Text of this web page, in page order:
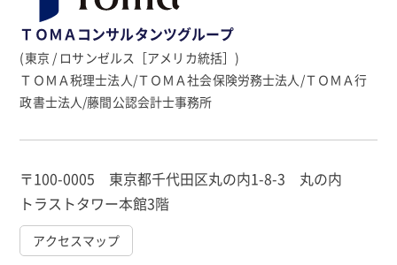
ＴＯＭＡコンサルタンツグループ
(東京 / ロサンゼルス［アメリカ統括］)
ＴＯＭＡ税理士法人/ＴＯＭＡ社会保険労務士法人/ＴＯＭＡ行
政書士法人/藤間公認会計士事務所
〒100-0005 東京都千代田区丸の内1-8-3 丸の内
トラストタワー本館3階
アクセスマップ